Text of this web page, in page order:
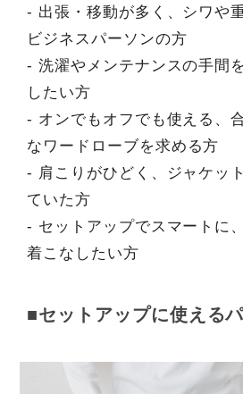
- 出張・移動が多く、シワや
ビジネスパーソンの方
- 洗濯やメンテナンスの手間
したい方
- オンでもオフでも使える、
なワードローブを求める方
- 肩こりがひどく、ジャケッ
ていた方
- セットアップでスマートに
着こなしたい方
■セットアップに使える